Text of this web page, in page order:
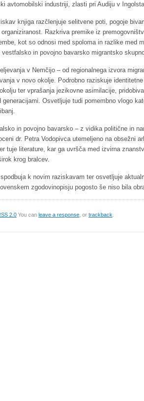
avtomobilski industriji, zlasti pri Audiju v
knjiga razčlenjuje selitvene poti, pogoje
Razkriva premike iz
kot so odnosi med spoloma in razlike med
in povojno bavarsko migrantsko
v Nemčijo – od regionalnega izvora
v novo okolje. Podrobno raziskuje
ter vprašanja jezikovne asimilacije,
Osvetljuje tudi pomembno vlogo
in povojno bavarsko – z vidika politične in
dr. Petra Vodopivca utemeljeno na obsežni
tuje literature, kar ga uvršča med izvirna
krog bralcev.
k novim raziskavam ter osvetljuje
zgodovinopisju pogosto še niso bila
2.0 You can leave a response , or trackback